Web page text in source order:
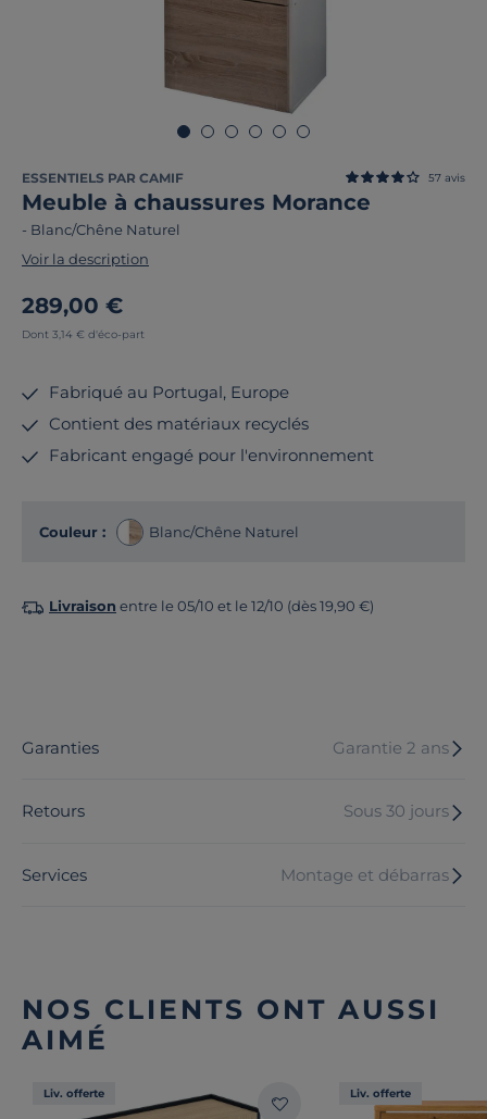
ESSENTIELS PAR CAMIF
Meuble à chaussures Morance
- Blanc/Chêne Naturel
57 avis
Voir la description
289,00 €
Dont 3,14 € d'éco-part
Fabriqué au Portugal, Europe
Contient des matériaux recyclés
Fabricant engagé pour l'environnement
Couleur : Blanc/Chêne Naturel
Livraison entre le 05/10 et le 12/10 (dès 19,90 €)
Garanties Garantie 2 ans
Retours Sous 30 jours
Services Montage et débarras
NOS CLIENTS ONT AUSSI
AIMÉ
Liv. offerte Liv. offerte